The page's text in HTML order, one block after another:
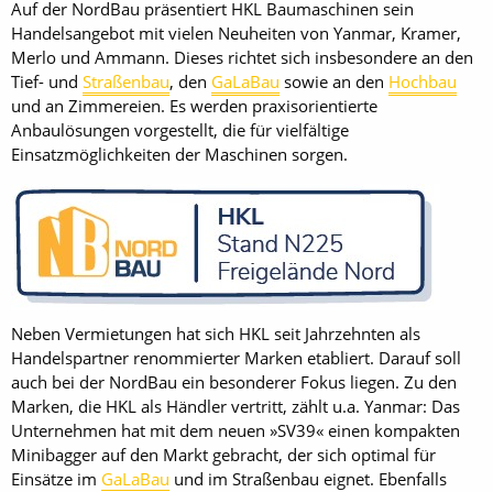
Auf der NordBau präsentiert HKL Baumaschinen sein
Handelsangebot mit vielen Neuheiten von Yanmar, Kramer,
Merlo und Ammann. Dieses richtet sich insbesondere an den
Tief- und Straßenbau, den GaLaBau sowie an den Hochbau
und an Zimmereien. Es werden praxisorientierte
Anbaulösungen vorgestellt, die für vielfältige
Einsatzmöglichkeiten der Maschinen sorgen.
Neben Vermietungen hat sich HKL seit Jahrzehnten als
Handelspartner renommierter Marken etabliert. Darauf soll
auch bei der NordBau ein besonderer Fokus liegen. Zu den
Marken, die HKL als Händler vertritt, zählt u.a. Yanmar: Das
Unternehmen hat mit dem neuen »SV39« einen kompakten
Minibagger auf den Markt gebracht, der sich optimal für
Einsätze im GaLaBau und im Straßenbau eignet. Ebenfalls